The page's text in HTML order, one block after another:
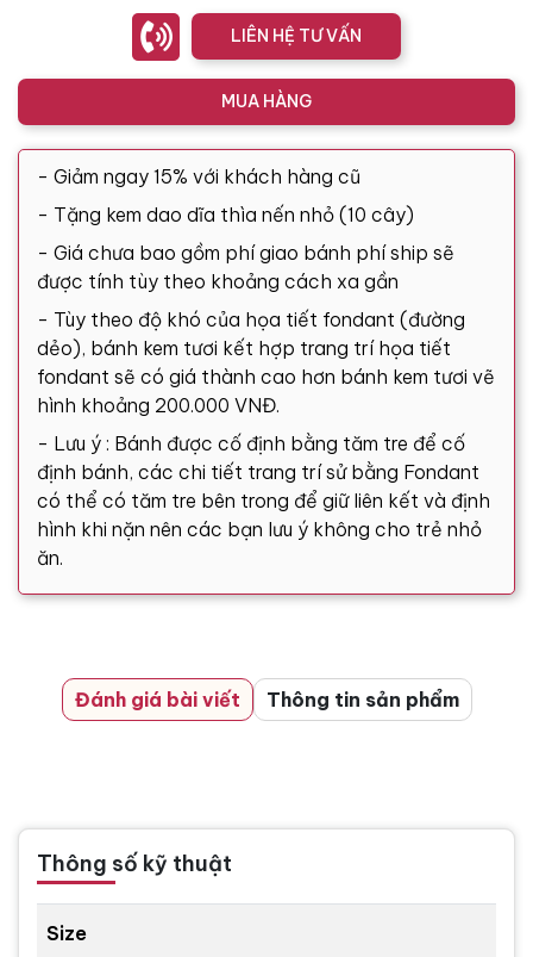
LIÊN HỆ TƯ VẤN
MUA HÀNG
- Giảm ngay 15% với khách hàng cũ
- Tặng kem dao dĩa thìa nến nhỏ (10 cây)
- Giá chưa bao gồm phí giao bánh phí ship sẽ
được tính tùy theo khoảng cách xa gần
- Tùy theo độ khó của họa tiết fondant (đường
dẻo), bánh kem tươi kết hợp trang trí họa tiết
fondant sẽ có giá thành cao hơn bánh kem tươi vẽ
hình khoảng 200.000 VNĐ.
- Lưu ý : Bánh được cố định bằng tăm tre để cố
định bánh, các chi tiết trang trí sử bằng Fondant
có thể có tăm tre bên trong để giữ liên kết và định
hình khi nặn nên các bạn lưu ý không cho trẻ nhỏ
ăn.
Đánh giá bài viết Thông tin sản phẩm
Thông số kỹ thuật
Size